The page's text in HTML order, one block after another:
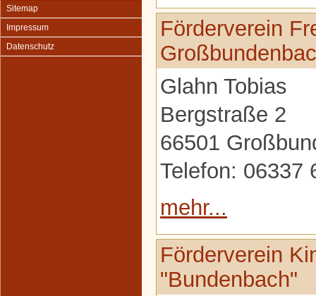
Sitemap
Impressum
Datenschutz
Förderverein
Glahn Tobias
Bergstraße 2
66501
Telefon: 06337
mehr...
Förderverein
"Bundenbach"